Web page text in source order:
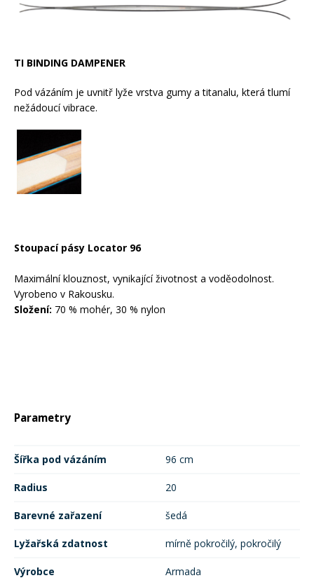
TI BINDING DAMPENER
Pod vázáním je uvnitř lyže vrstva gumy a titanalu, která tlumí
nežádoucí vibrace.
Stoupací pásy Locator 96
Maximální klouznost, vynikající životnost a voděodolnost.
Vyrobeno v Rakousku.
Složení: 70 % mohér, 30 % nylon
Parametry
Šířka pod vázáním 96 cm
Radius 20
Barevné zařazení šedá
Lyžařská zdatnost mírně pokročilý, pokročilý
Výrobce Armada